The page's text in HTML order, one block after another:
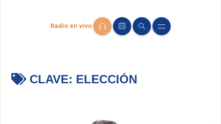
Radio en vivo
CLAVE: ELECCIÓN